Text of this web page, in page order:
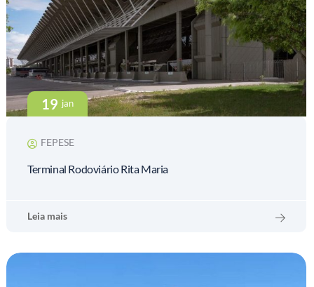
19 jan
FEPESE
Terminal Rodoviário Rita Maria
Leia mais